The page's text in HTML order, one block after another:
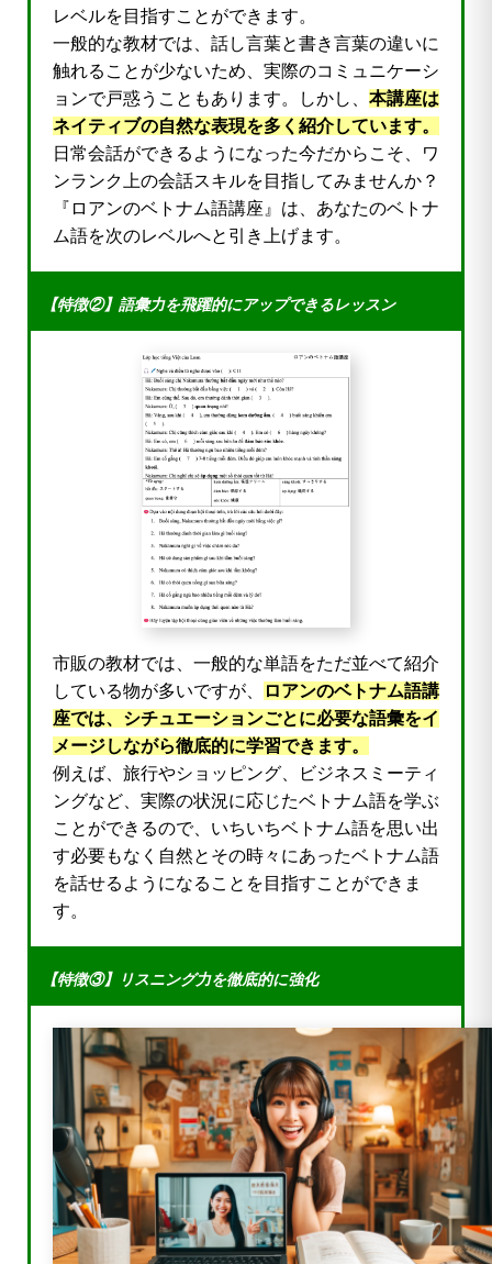
レベルを目指すことができます。
一般的な教材では、話し言葉と書き言葉の違いに
触れることが少ないため、実際のコミュニケーシ
ョンで戸惑うこともあります。しかし、 本講座は
ネイティブの自然な表現を多く紹介しています。
日常会話ができるようになった今だからこそ、ワ
ンランク上の会話スキルを目指してみませんか？
『ロアンのベトナム語講座』は、あなたのベトナ
ム語を次のレベルへと引き上げます。
【特徴②】語彙力を飛躍的にアップできるレッスン
市販の教材では、一般的な単語をただ並べて紹介
している物が多いですが、
ロアンのベトナム語講
座では、シチュエーションごとに必要な語彙をイ
メージしながら徹底的に学習できます。
例えば、旅行やショッピング、ビジネスミーティ
ングなど、実際の状況に応じたベトナム語を学ぶ
ことができるので、いちいちベトナム語を思い出
す必要もなく自然とその時々にあったベトナム語
を話せるようになることを目指すことができま
す。
【特徴③】リスニング力を徹底的に強化